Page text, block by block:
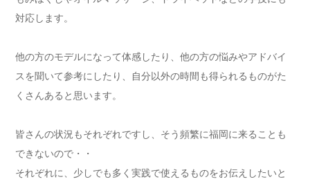
対応します。
他の方のモデルになって体感したり、 他の方の悩みやアドバイ
スを聞いて参考にしたり、
自分以外の時間も得られるものがた
くさんあると思います。
皆さんの状況もそれぞれですし、 そう頻繁に福岡に来ることも
できないので・・
それぞれに、 少しでも多く実践で使えるものをお伝えしたいと